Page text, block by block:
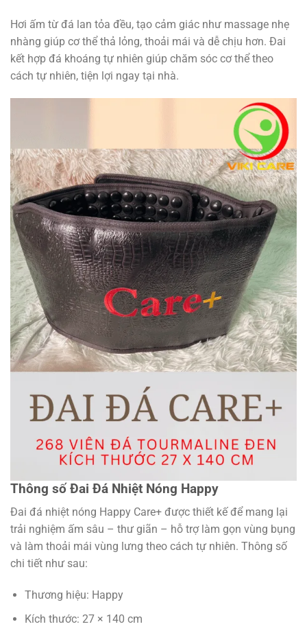
Hơi ấm từ đá lan tỏa đều, tạo cảm giác như massage nhẹ
nhàng giúp cơ thể thả lỏng, thoải mái và dễ chịu hơn. Đai
kết hợp đá khoáng tự nhiên giúp chăm sóc cơ thể theo
cách tự nhiên, tiện lợi ngay tại nhà.
Thông số Đai Đá Nhiệt Nóng Happy
Đai đá nhiệt nóng Happy Care+ được thiết kế để mang lại
trải nghiệm ấm sâu – thư giãn – hỗ trợ làm gọn vùng bụng
và làm thoải mái vùng lưng theo cách tự nhiên. Thông số
chi tiết như sau:
Thương hiệu: Happy
Kích thước: 27 × 140 cm